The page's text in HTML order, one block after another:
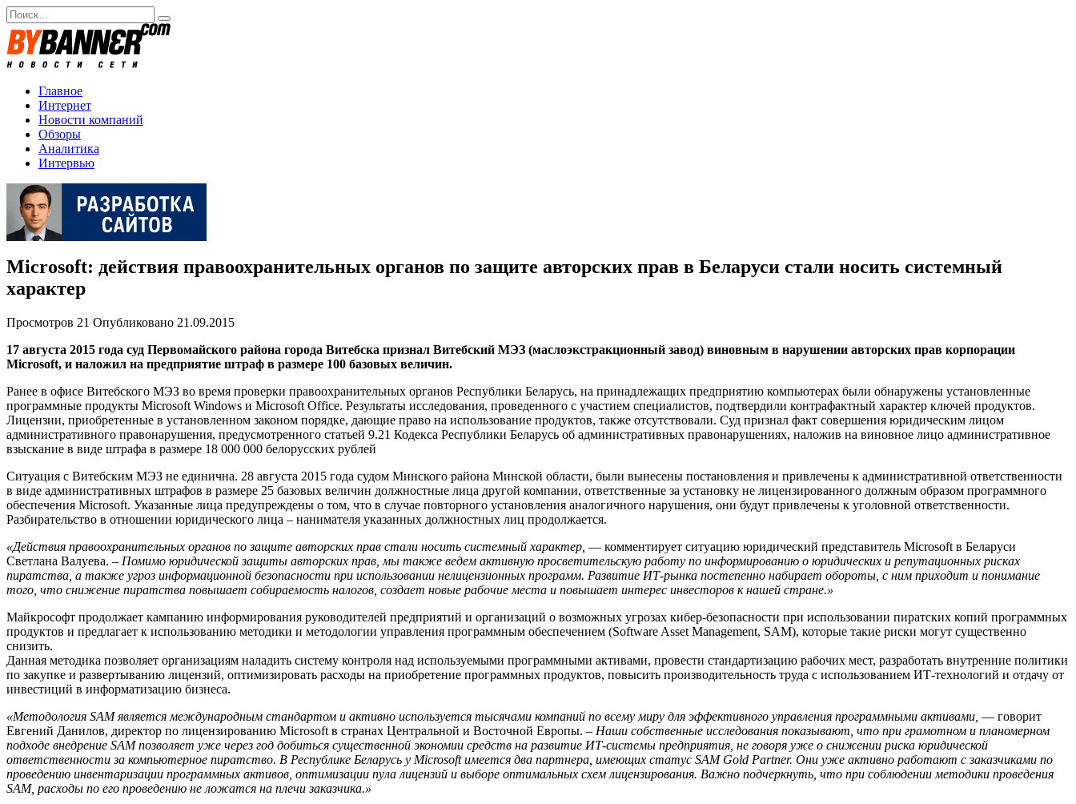
Перейти
к
содержанию
Search
for:
Главное
Интернет
Новости компаний
Обзоры
Аналитика
Интервью
Microsoft: действия правоохранительных органов по защите авторских прав в Беларуси стали носить системный
характер
Просмотров 21 Опубликовано 21.09.2015
17 августа 2015 года суд Первомайского района города Витебска признал Витебский МЭЗ (маслоэкстракционный завод) виновным в нарушении авторских прав корпорации
Microsoft, и наложил на предприятие штраф в размере 100 базовых величин.
Ранее в офисе Витебского МЭЗ во время проверки правоохранительных органов Республики Беларусь, на принадлежащих предприятию компьютерах были обнаружены установленные
программные продукты Microsoft Windows и Microsoft Office. Результаты исследования, проведенного с участием специалистов, подтвердили контрафактный характер ключей продуктов.
Лицензии, приобретенные в установленном законом порядке, дающие право на использование продуктов, также отсутствовали. Суд признал факт совершения юридическим лицом
административного правонарушения, предусмотренного статьей 9.21 Кодекса Республики Беларусь об административных правонарушениях, наложив на виновное лицо административное
взыскание в виде штрафа в размере 18 000 000 белорусских рублей
Ситуация с Витебским МЭЗ не единична. 28 августа 2015 года судом Минского района Минской области, были вынесены постановления и привлечены к административной ответственности
в виде административных штрафов в размере 25 базовых величин должностные лица другой компании, ответственные за установку не лицензированного должным образом программного
обеспечения Microsoft. Указанные лица предупреждены о том, что в случае повторного установления аналогичного нарушения, они будут привлечены к уголовной ответственности.
Разбирательство в отношении юридического лица – нанимателя указанных должностных лиц продолжается.
«Действия правоохранительных органов по защите авторских прав стали носить системный характер, — комментирует ситуацию юридический представитель Microsoft в Беларуси
Светлана Валуева. – Помимо юридической защиты авторских прав, мы также ведем активную просветительскую работу по информированию о юридических и репутационных рисках
пиратства, а также угроз информационной безопасности при использовании нелицензионных программ. Развитие ИТ-рынка постепенно набирает обороты, с ним приходит и понимание
того, что снижение пиратства повышает собираемость налогов, создает новые рабочие места и повышает интерес инвесторов к нашей стране.»
Майкрософт продолжает кампанию информирования руководителей предприятий и организаций о возможных угрозах кибер-безопасности при использовании пиратских копий программных
продуктов и предлагает к использованию методики и методологии управления программным обеспечением (Software Asset Management, SAM), которые такие риски могут существенно
снизить.
Данная методика позволяет организациям наладить систему контроля над используемыми программными активами, провести стандартизацию рабочих мест, разработать внутренние политики
по закупке и развертыванию лицензий, оптимизировать расходы на приобретение программных продуктов, повысить производительность труда с использованием ИТ-технологий и отдачу от
инвестиций в информатизацию бизнеса.
«Методология SAM является международным стандартом и активно используется тысячами компаний по всему миру для эффективного управления программными активами, — говорит
Евгений Данилов, директор по лицензированию Microsoft в странах Центральной и Восточной Европы. – Наши собственные исследования показывают, что при грамотном и планомерном
подходе внедрение SAM позволяет уже через год добиться существенной экономии средств на развитие ИТ-системы предприятия, не говоря уже о снижении риска юридической
ответственности за компьютерное пиратство. В Республике Беларусь у Microsoft имеется два партнера, имеющих статус SAM Gold Partner. Они уже активно работают с заказчиками по
проведению инвентаризации программных активов, оптимизации пула лицензий и выборе оптимальных схем лицензирования. Важно подчеркнуть, что при соблюдении методики проведения
SAM, расходы по его проведению не ложатся на плечи заказчика.»